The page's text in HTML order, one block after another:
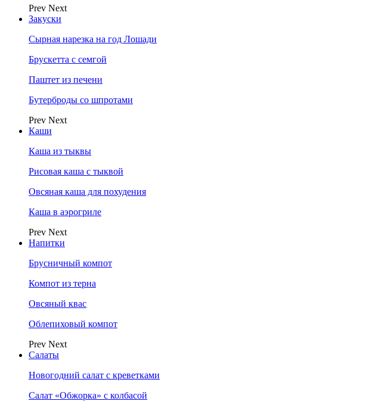
Prev Next
Закуски
Сырная нарезка на год Лошади
Брускетта с семгой
Паштет из печени
Бутерброды со шпротами
Prev Next
Каши
Каша из тыквы
Рисовая каша с тыквой
Овсяная каша для похудения
Каша в аэрогриле
Prev Next
Напитки
Брусничный компот
Компот из терна
Овсяный квас
Облепиховый компот
Prev Next
Салаты
Новогодний салат с креветками
Салат «Обжорка» с колбасой